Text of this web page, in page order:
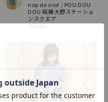
nop de nod / POU DOU
DOU 相模大野ステーショ
ンスクエア
155cm